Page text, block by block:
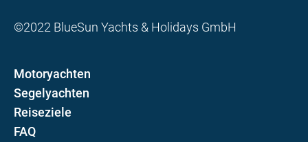
©2022 BlueSun Yachts & Holidays GmbH
Motoryachten
Segelyachten
Reiseziele
FAQ